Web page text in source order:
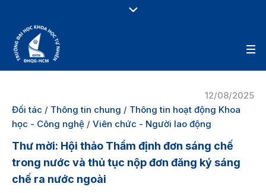
12/08/2025
Đối tác / Thông tin chung / Thông tin hoạt động Khoa
học - Công nghệ / Viên chức - Người lao động
Thư mời: Hội thảo Thẩm định đơn sáng chế
trong nước và thủ tục nộp đơn đăng ký sáng
chế ra nước ngoài